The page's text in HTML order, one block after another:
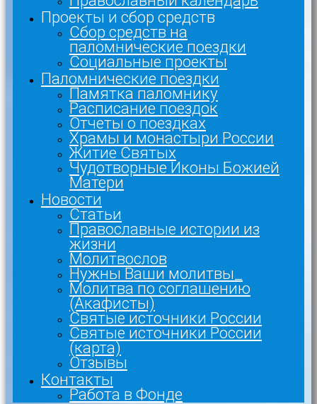
Проекты и сбор средств
Сбор средств на
паломнические поездки
Социальные проекты
Паломнические поездки
Памятка паломнику
Расписание поездок
Отчеты о поездках
Храмы и монастыри России
Житие Святых
Чудотворные Иконы Божией
Матери
Новости
Статьи
Православные истории из
жизни
Молитвослов
Нужны Ваши молитвы_
Молитва по соглашению
(Акафисты)
Святые источники России
Святые источники России
(карта)
Отзывы
Контакты
Работа в Фонде